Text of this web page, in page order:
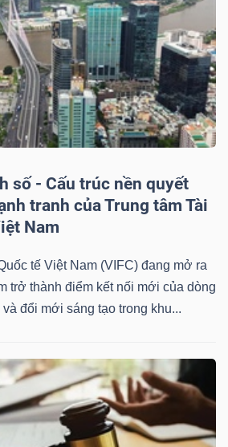
số - Cấu trúc nền quyết
tranh của Trung tâm Tài
Nam
tế Việt Nam (VIFC) đang mở ra
trở thành điểm kết nối mới của dòng
đổi mới sáng tạo trong khu...